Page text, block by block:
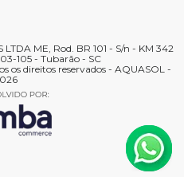
ME, Rod. BR 101 - S/n - KM 342
105 - Tubarão - SC
os direitos reservados - AQUASOL -